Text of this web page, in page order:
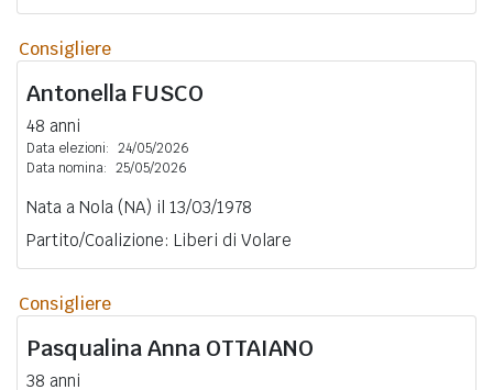
Consigliere
Antonella FUSCO
48 anni
Data elezioni: 24/05/2026
Data nomina: 25/05/2026
Nata a Nola (NA) il 13/03/1978
Partito/Coalizione: Liberi di Volare
Consigliere
Pasqualina Anna OTTAIANO
38 anni